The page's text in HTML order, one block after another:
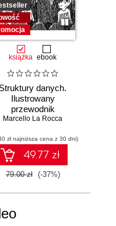
książka ebook
Struktury danych.
Ilustrowany
przewodnik
Marcello La Rocca
zł najniższa cena z 30 dni)
49.77 zł
79.00 zł (-37%)